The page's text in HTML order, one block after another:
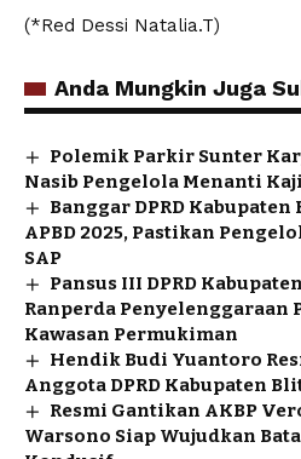
(*Red Dessi Natalia.T)
Anda Mungkin Juga
Polemik Parkir Sunter
Nasib Pengelola Menanti
Banggar DPRD
APBD 2025, Pastikan
SAP
Pansus III DPRD
Ranperda Penyelenggaraan
Kawasan Permukiman
Hendik Budi Yuantoro
Anggota DPRD Kabupaten
Resmi Gantikan AKBP
Warsono Siap Wujudkan